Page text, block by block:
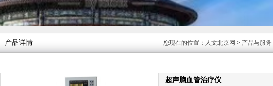
产品详情 您现在的位置： 人文北京网 > 产品与服务
超声脑血管治疗仪